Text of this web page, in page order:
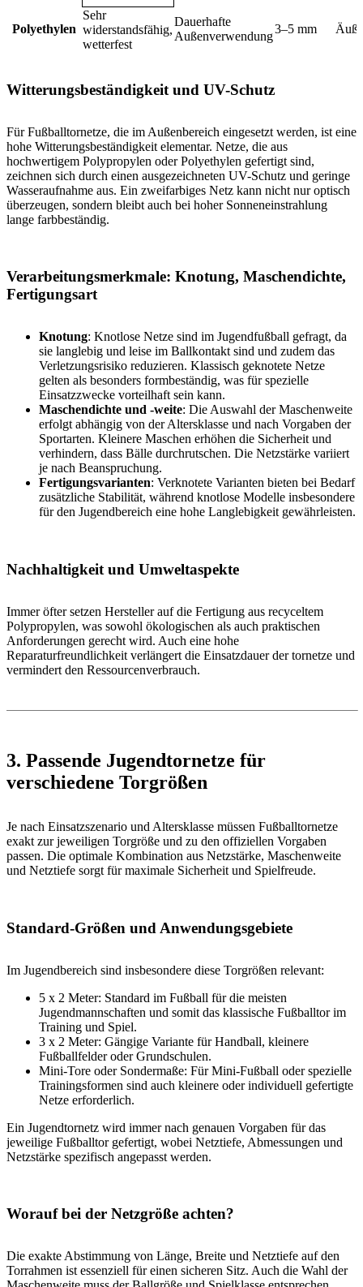
Polyethylen
Sehr
widerstandsfähig,
wetterfest
Dauerhafte
Außenverwendung
3–5 mm
Witterungsbeständigkeit und UV-Schutz
Für Fußballtornetze, die im Außenbereich eingesetzt werden, ist eine
hohe Witterungsbeständigkeit elementar. Netze, die aus
hochwertigem Polypropylen oder Polyethylen gefertigt sind,
zeichnen sich durch einen ausgezeichneten UV-Schutz und geringe
Wasseraufnahme aus. Ein zweifarbiges Netz kann nicht nur optisch
überzeugen, sondern bleibt auch bei hoher Sonneneinstrahlung
lange farbbeständig.
Verarbeitungsmerkmale: Knotung, Maschendichte,
Fertigungsart
Knotung: Knotlose Netze sind im Jugendfußball gefragt, da
sie langlebig und leise im Ballkontakt sind und zudem das
Verletzungsrisiko reduzieren. Klassisch geknotete Netze
gelten als besonders formbeständig, was für spezielle
Einsatzzwecke vorteilhaft sein kann.
Maschendichte und -weite: Die Auswahl der Maschenweite
erfolgt abhängig von der Altersklasse und nach Vorgaben der
Sportarten. Kleinere Maschen erhöhen die Sicherheit und
verhindern, dass Bälle durchrutschen. Die Netzstärke variiert
je nach Beanspruchung.
Fertigungsvarianten: Verknotete Varianten bieten bei Bedarf
zusätzliche Stabilität, während knotlose Modelle insbesondere
für den Jugendbereich eine hohe Langlebigkeit gewährleisten.
Nachhaltigkeit und Umweltaspekte
Immer öfter setzen Hersteller auf die Fertigung aus recyceltem
Polypropylen, was sowohl ökologischen als auch praktischen
Anforderungen gerecht wird. Auch eine hohe
Reparaturfreundlichkeit verlängert die Einsatzdauer der tornetze und
vermindert den Ressourcenverbrauch.
3. Passende Jugendtornetze für
verschiedene Torgrößen
Je nach Einsatzszenario und Altersklasse müssen Fußballtornetze
exakt zur jeweiligen Torgröße und zu den offiziellen Vorgaben
passen. Die optimale Kombination aus Netzstärke, Maschenweite
und Netztiefe sorgt für maximale Sicherheit und Spielfreude.
Standard-Größen und Anwendungsgebiete
Im Jugendbereich sind insbesondere diese Torgrößen relevant:
5 x 2 Meter: Standard im Fußball für die meisten
Jugendmannschaften und somit das klassische Fußballtor im
Training und Spiel.
3 x 2 Meter: Gängige Variante für Handball, kleinere
Fußballfelder oder Grundschulen.
Mini-Tore oder Sondermaße: Für Mini-Fußball oder spezielle
Trainingsformen sind auch kleinere oder individuell gefertigte
Netze erforderlich.
Ein Jugendtornetz wird immer nach genauen Vorgaben für das
jeweilige Fußballtor gefertigt, wobei Netztiefe, Abmessungen und
Netzstärke spezifisch angepasst werden.
Worauf bei der Netzgröße achten?
Die exakte Abstimmung von Länge, Breite und Netztiefe auf den
Torrahmen ist essenziell für einen sicheren Sitz. Auch die Wahl der